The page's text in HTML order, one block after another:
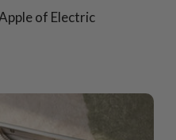
of Electric